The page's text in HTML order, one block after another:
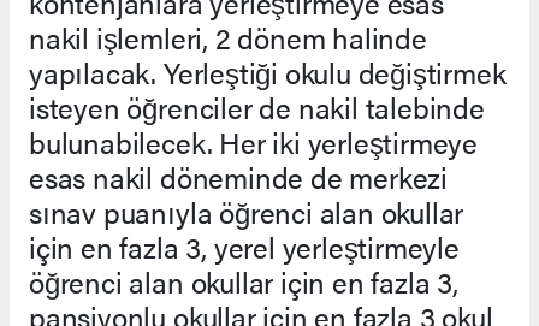
nakil işlemleri, 2 dönem halinde
yapılacak. Yerleştiği okulu değiştirmek
isteyen öğrenciler de nakil talebinde
bulunabilecek. Her iki yerleştirmeye
esas nakil döneminde de merkezi
sınav puanıyla öğrenci alan okullar
için en fazla 3, yerel yerleştirmeyle
öğrenci alan okullar için en fazla 3,
pansiyonlu okullar için en fazla 3 okul